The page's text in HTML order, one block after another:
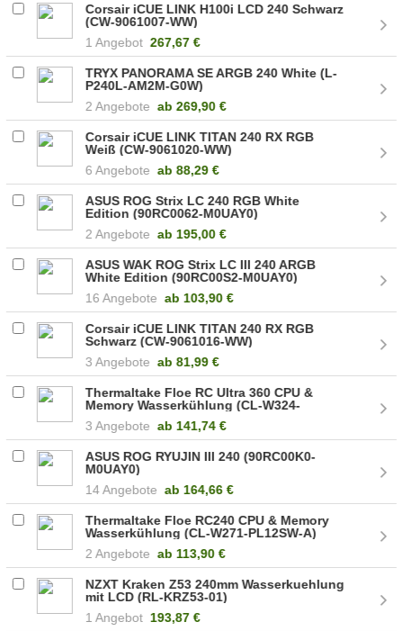
Corsair iCUE LINK H100i LCD 240 Schwarz
(CW-9061007-WW)
1 Angebot 267,67 €
TRYX PANORAMA SE ARGB 240 White (L-
P240L-AM2M-G0W)
2 Angebote ab 269,90 €
Corsair iCUE LINK TITAN 240 RX RGB
Weiß (CW-9061020-WW)
6 Angebote ab 88,29 €
ASUS ROG Strix LC 240 RGB White
Edition (90RC0062-M0UAY0)
2 Angebote ab 195,00 €
ASUS WAK ROG Strix LC III 240 ARGB
White Edition (90RC00S2-M0UAY0)
16 Angebote ab 103,90 €
Corsair iCUE LINK TITAN 240 RX RGB
Schwarz (CW-9061016-WW)
3 Angebote ab 81,99 €
Thermaltake Floe RC Ultra 360 CPU &
Memory Wasserkühlung (CL-W324-
3 Angebote ab 141,74 €
ASUS ROG RYUJIN III 240 (90RC00K0-
M0UAY0)
14 Angebote ab 164,66 €
Thermaltake Floe RC240 CPU & Memory
Wasserkühlung (CL-W271-PL12SW-A)
2 Angebote ab 113,90 €
NZXT Kraken Z53 240mm Wasserkuehlung
mit LCD (RL-KRZ53-01)
1 Angebot 193,87 €